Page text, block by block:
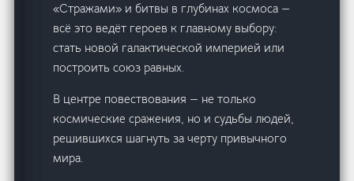
«Стражами» и битвы в глубинах космоса —
всё это ведёт героев к главному выбору:
стать новой галактической империей или
построить союз равных.
В центре повествования — не только
космические сражения, но и судьбы людей,
решившихся шагнуть за черту привычного
мира.